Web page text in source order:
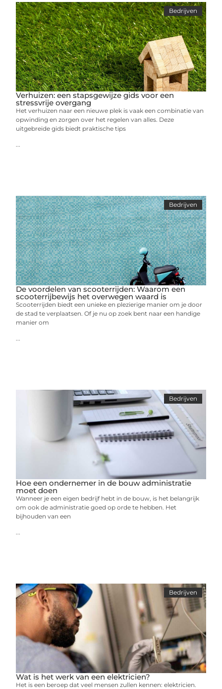
Bedrijven
Verhuizen: een stapsgewijze gids voor een
stressvrije overgang
Het verhuizen naar een nieuwe plek is vaak een combinatie van
opwinding en zorgen over het regelen van alles. Deze
uitgebreide gids biedt praktische tips
...
Bedrijven
De voordelen van scooterrijden: Waarom een
scooterrijbewijs het overwegen waard is
Scooterrijden biedt een unieke en plezierige manier om je door
de stad te verplaatsen. Of je nu op zoek bent naar een handige
manier om
...
Bedrijven
Hoe een ondernemer in de bouw administratie
moet doen
Wanneer je een eigen bedrijf hebt in de bouw, is het belangrijk
om ook de administratie goed op orde te hebben. Het
bijhouden van een
...
Bedrijven
Wat is het werk van een elektricien?
Het is een beroep dat veel mensen zullen kennen: elektricien.